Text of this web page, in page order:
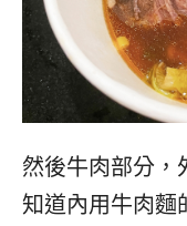
然後牛肉部分，
知道內用牛肉麵